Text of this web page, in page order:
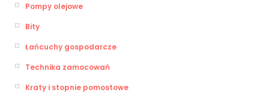
Pompy olejowe
Bity
Łańcuchy gospodarcze
Technika zamocowań
Kraty i stopnie pomostowe